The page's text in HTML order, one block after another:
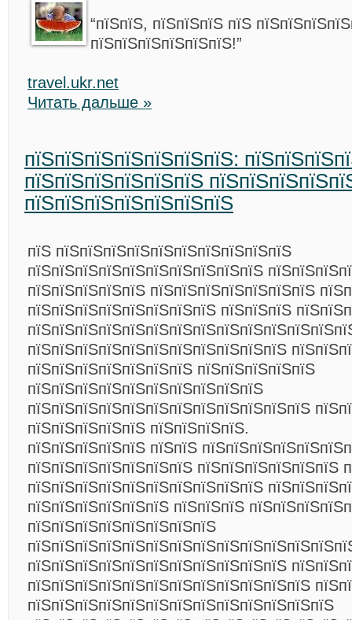
“пїЅпїЅ, пїЅпїЅпїЅ пїЅ
пїЅпїЅпїЅпїЅпїЅпїЅ!”
travel.ukr.net
Читать дальше »
пїЅпїЅпїЅпїЅпїЅпїЅпїЅ:
пїЅпїЅпїЅпїЅпїЅпїЅ
пїЅпїЅпїЅпїЅпїЅпїЅпїЅ
пїЅ пїЅпїЅпїЅпїЅпїЅпїЅпїЅпїЅпїЅпїЅ
пїЅпїЅпїЅпїЅпїЅпїЅпїЅпїЅпїЅпїЅ
пїЅпїЅпїЅпїЅпїЅ пїЅпїЅпїЅпїЅпїЅпїЅпїЅ
пїЅпїЅпїЅпїЅпїЅпїЅпїЅпїЅ пїЅпїЅпїЅ
пїЅпїЅпїЅпїЅпїЅпїЅпїЅпїЅпїЅпїЅпїЅ
пїЅпїЅпїЅпїЅпїЅпїЅпїЅ пїЅпїЅпїЅпїЅпїЅ
пїЅпїЅпїЅпїЅпїЅпїЅпїЅпїЅпїЅпїЅ
пїЅпїЅпїЅпїЅпїЅпїЅпїЅпїЅпїЅпїЅпїЅпїЅ
пїЅпїЅпїЅпїЅпїЅ пїЅпїЅпїЅпїЅ.
пїЅпїЅпїЅпїЅпїЅ пїЅпїЅ
пїЅпїЅпїЅпїЅпїЅпїЅпїЅ пїЅпїЅпїЅпїЅпїЅпїЅ
пїЅпїЅпїЅпїЅпїЅпїЅпїЅпїЅпїЅпїЅ
пїЅпїЅпїЅпїЅпїЅпїЅ пїЅпїЅпїЅ
пїЅпїЅпїЅпїЅпїЅпїЅпїЅпїЅ
пїЅпїЅпїЅпїЅпїЅпїЅпїЅпїЅпїЅпїЅпїЅ
пїЅпїЅпїЅпїЅпїЅпїЅпїЅпїЅпїЅпїЅпїЅпїЅ
пїЅпїЅпїЅпїЅпїЅпїЅпїЅпїЅпїЅпїЅпїЅпїЅпїЅ